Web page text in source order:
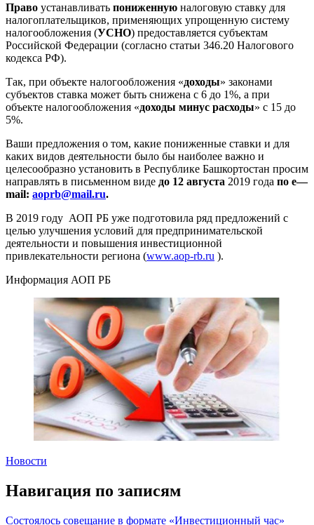
Право устанавливать пониженную налоговую ставку для
налогоплательщиков, применяющих упрощенную систему
налогообложения (УСНО) предоставляется субъектам
Российской Федерации (согласно статьи 346.20 Налогового
кодекса РФ).
Так, при объекте налогообложения «доходы» законами
субъектов ставка может быть снижена с 6 до 1%, а при
объекте налогообложения «доходы минус расходы» с 15 до
5%.
Ваши предложения о том, какие пониженные ставки и для
каких видов деятельности было бы наиболее важно и
целесообразно установить в Республике Башкортостан просим
направлять в письменном виде до 12 августа 2019 года по e—
mail: aoprb@mail.ru.
В 2019 году АОП РБ уже подготовила ряд предложений с
целью улучшения условий для предпринимательской
деятельности и повышения инвестиционной
привлекательности региона (www.aop-rb.ru ).
Информация АОП РБ
Новости
Навигация по записям
Состоялось совещание в формате «Инвестиционный час»